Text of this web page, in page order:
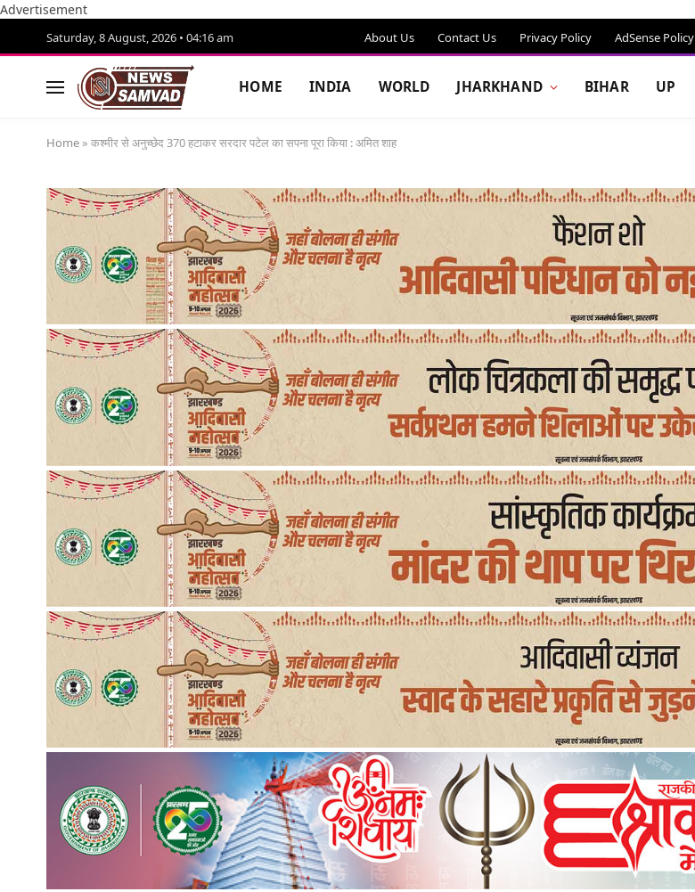
Advertisement
Saturday, 8 August, 2026 • 04:16 am About Us Contact Us Privacy Policy AdSense Policy
HOME INDIA WORLD JHARKHAND BIHAR UP
Home » कश्मीर से अनुच्छेद 370 हटाकर सरदार पटेल का सपना पूरा किया : अमित शाह